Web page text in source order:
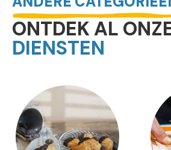
ONTDEK AL
DIENSTEN